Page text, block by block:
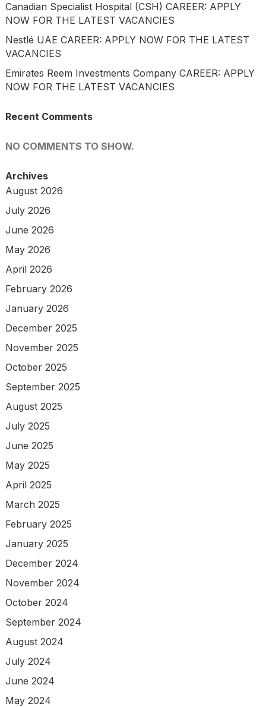
Canadian Specialist Hospital (CSH) CAREER: APPLY
NOW FOR THE LATEST VACANCIES
Nestlé UAE CAREER: APPLY NOW FOR THE LATEST
VACANCIES
Emirates Reem Investments Company CAREER: APPLY
NOW FOR THE LATEST VACANCIES
Recent Comments
NO COMMENTS TO SHOW.
Archives
August 2026
July 2026
June 2026
May 2026
April 2026
February 2026
January 2026
December 2025
November 2025
October 2025
September 2025
August 2025
July 2025
June 2025
May 2025
April 2025
March 2025
February 2025
January 2025
December 2024
November 2024
October 2024
September 2024
August 2024
July 2024
June 2024
May 2024